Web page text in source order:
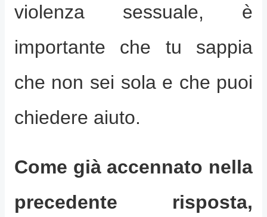
violenza sessuale, è
importante che tu sappia
che non sei sola e che puoi
chiedere aiuto.
Come già accennato nella
precedente risposta,